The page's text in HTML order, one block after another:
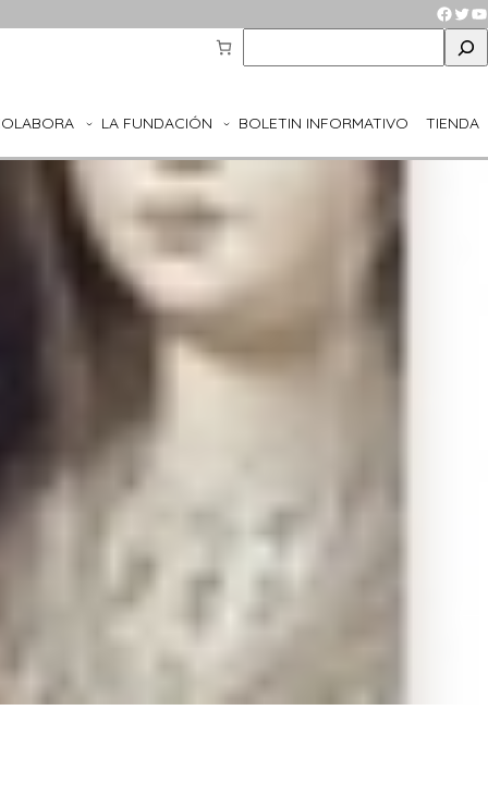
e
r
LA FUNDACIÓN BOLETIN INFORMATIVO TIENDA